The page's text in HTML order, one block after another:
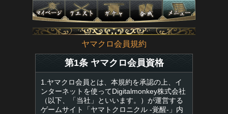
ヤマクロ会員規約
第1条 ヤマクロ会員資格
1.ヤマクロ会員とは、本規約を承認の上、イ
ンターネットを使ってDigitalmonkey株式会社
（以下、「当社」といいます。）が運営する
ゲームサイト「ヤマトクロニクル -覚醒-」内